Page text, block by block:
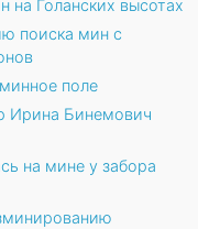
Голанских высотах
поиска мин с
поле
Ирина Бинемович
на мине у забора